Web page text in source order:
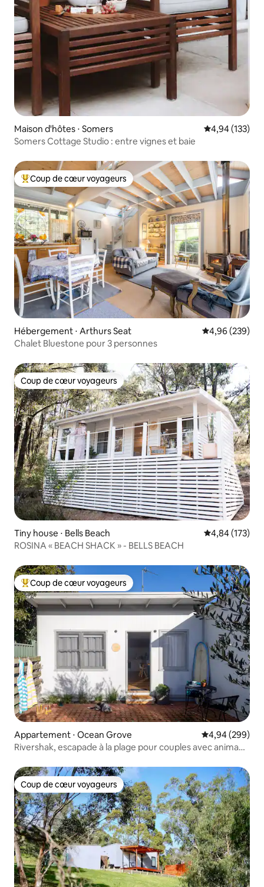
Maison d'hôtes ⋅ Somers Évaluation
4,94 (133)
Somers Cottage Studio : entre vignes et baie
Coups de cœur voyageurs les plus appréciés
Coup de cœur voyageurs
Hébergement ⋅ Arthurs Seat Évaluation
4,96 (239)
Chalet Bluestone pour 3 personnes
Coup de cœur voyageurs
Coup de cœur voyageurs
Tiny house ⋅ Bells Beach Évaluation
4,84 (173)
ROSINA « BEACH SHACK » - BELLS BEACH
Coups de cœur voyageurs les plus appréciés
Coup de cœur voyageurs
Appartement ⋅ Ocean Grove Évaluation
4,94 (299)
Rivershak, escapade à la plage pour couples avec animaux
Coup de cœur voyageurs
Coup de cœur voyageurs